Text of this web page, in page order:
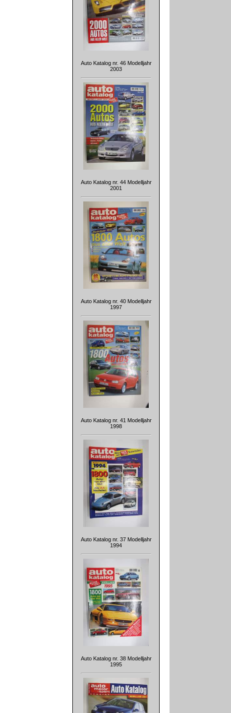
Auto Katalog nr. 46 Modelljahr
2003
Auto Katalog nr. 44 Modelljahr
2001
Auto Katalog nr. 40 Modelljahr
1997
Auto Katalog nr. 41 Modelljahr
1998
Auto Katalog nr. 37 Modelljahr
1994
Auto Katalog nr. 38 Modelljahr
1995